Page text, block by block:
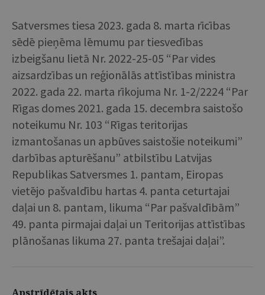
Satversmes tiesa 2023. gada 8. marta rīcības
sēdē pieņēma lēmumu par tiesvedības
izbeigšanu lietā Nr. 2022-25-05 “Par vides
aizsardzības un reģionālās attīstības ministra
2022. gada 22. marta rīkojuma Nr. 1-2/2224 “Par
Rīgas domes 2021. gada 15. decembra saistošo
noteikumu Nr. 103 “Rīgas teritorijas
izmantošanas un apbūves saistošie noteikumi”
darbības apturēšanu” atbilstību Latvijas
Republikas Satversmes 1. pantam, Eiropas
vietējo pašvaldību hartas 4. panta ceturtajai
daļai un 8. pantam, likuma “Par pašvaldībām”
49. panta pirmajai daļai un Teritorijas attīstības
plānošanas likuma 27. panta trešajai daļai”.